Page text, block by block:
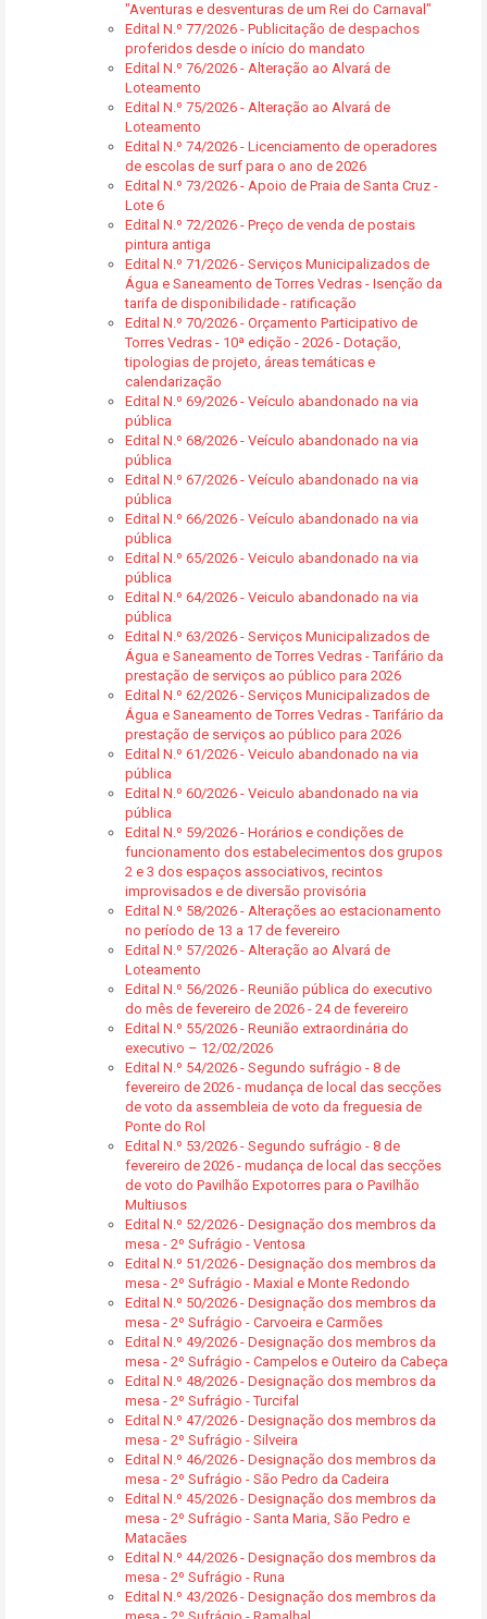
"Aventuras e desventuras de um Rei do Carnaval"
Edital N.º 77/2026 - Publicitação de despachos
proferidos desde o início do mandato
Edital N.º 76/2026 - Alteração ao Alvará de
Loteamento
Edital N.º 75/2026 - Alteração ao Alvará de
Loteamento
Edital N.º 74/2026 - Licenciamento de operadores
de escolas de surf para o ano de 2026
Edital N.º 73/2026 - Apoio de Praia de Santa Cruz -
Lote 6
Edital N.º 72/2026 - Preço de venda de postais
pintura antiga
Edital N.º 71/2026 - Serviços Municipalizados de
Água e Saneamento de Torres Vedras - Isenção da
tarifa de disponibilidade - ratificação
Edital N.º 70/2026 - Orçamento Participativo de
Torres Vedras - 10ª edição - 2026 - Dotação,
tipologias de projeto, áreas temáticas e
calendarização
Edital N.º 69/2026 - Veículo abandonado na via
pública
Edital N.º 68/2026 - Veículo abandonado na via
pública
Edital N.º 67/2026 - Veículo abandonado na via
pública
Edital N.º 66/2026 - Veículo abandonado na via
pública
Edital N.º 65/2026 - Veiculo abandonado na via
pública
Edital N.º 64/2026 - Veiculo abandonado na via
pública
Edital N.º 63/2026 - Serviços Municipalizados de
Água e Saneamento de Torres Vedras - Tarifário da
prestação de serviços ao público para 2026
Edital N.º 62/2026 - Serviços Municipalizados de
Água e Saneamento de Torres Vedras - Tarifário da
prestação de serviços ao público para 2026
Edital N.º 61/2026 - Veiculo abandonado na via
pública
Edital N.º 60/2026 - Veiculo abandonado na via
pública
Edital N.º 59/2026 - Horários e condições de
funcionamento dos estabelecimentos dos grupos
2 e 3 dos espaços associativos, recintos
improvisados e de diversão provisória
Edital N.º 58/2026 - Alterações ao estacionamento
no período de 13 a 17 de fevereiro
Edital N.º 57/2026 - Alteração ao Alvará de
Loteamento
Edital N.º 56/2026 - Reunião pública do executivo
do mês de fevereiro de 2026 - 24 de fevereiro
Edital N.º 55/2026 - Reunião extraordinária do
executivo – 12/02/2026
Edital N.º 54/2026 - Segundo sufrágio - 8 de
fevereiro de 2026 - mudança de local das secções
de voto da assembleia de voto da freguesia de
Ponte do Rol
Edital N.º 53/2026 - Segundo sufrágio - 8 de
fevereiro de 2026 - mudança de local das secções
de voto do Pavilhão Expotorres para o Pavilhão
Multiusos
Edital N.º 52/2026 - Designação dos membros da
mesa - 2º Sufrágio - Ventosa
Edital N.º 51/2026 - Designação dos membros da
mesa - 2º Sufrágio - Maxial e Monte Redondo
Edital N.º 50/2026 - Designação dos membros da
mesa - 2º Sufrágio - Carvoeira e Carmões
Edital N.º 49/2026 - Designação dos membros da
mesa - 2º Sufrágio - Campelos e Outeiro da Cabeça
Edital N.º 48/2026 - Designação dos membros da
mesa - 2º Sufrágio - Turcifal
Edital N.º 47/2026 - Designação dos membros da
mesa - 2º Sufrágio - Silveira
Edital N.º 46/2026 - Designação dos membros da
mesa - 2º Sufrágio - São Pedro da Cadeira
Edital N.º 45/2026 - Designação dos membros da
mesa - 2º Sufrágio - Santa Maria, São Pedro e
Matacães
Edital N.º 44/2026 - Designação dos membros da
mesa - 2º Sufrágio - Runa
Edital N.º 43/2026 - Designação dos membros da